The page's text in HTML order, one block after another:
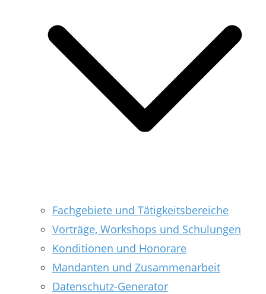
Fachgebiete und Tätigkeitsbereiche
Vorträge, Workshops und Schulungen
Konditionen und Honorare
Mandanten und Zusammenarbeit
Datenschutz-Generator